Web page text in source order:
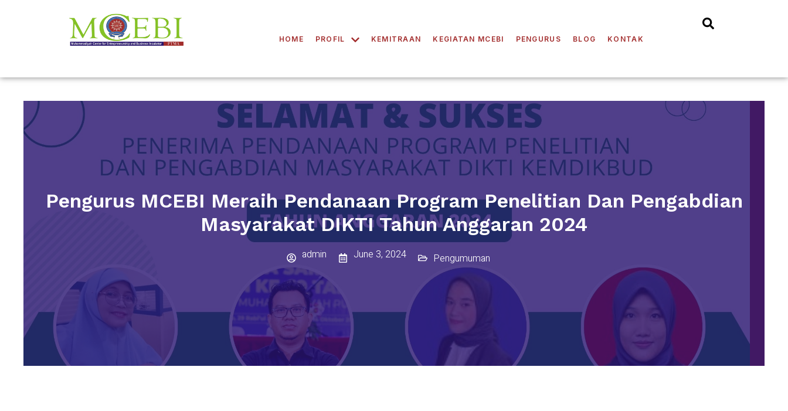
HOME PROFIL KEMITRAAN KEGIATAN MCEBI PENGURUS BLOG KONTAK
Pengurus MCEBI Meraih Pendanaan Program Penelitian Dan Pengabdian
Masyarakat DIKTI Tahun Anggaran 2024
admin June 3, 2024 Pengumuman